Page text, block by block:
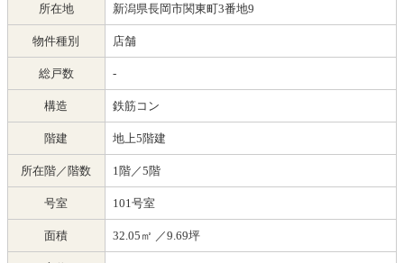
所在地 新潟県長岡市関東町3番地9
物件種別 店舗
総戸数 -
構造 鉄筋コン
階建 地上5階建
所在階／階数 1階／5階
号室 101号室
面積 32.05㎡ ／9.69坪